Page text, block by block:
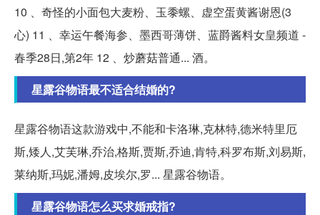
10 、奇怪的小面包大麦粉、玉黍螺、虚空蛋黄酱谢恩(3
心) 11 、幸运午餐海参、墨西哥薄饼、蓝爵酱料女皇频道 -
春季28日,第2年 12 、炒蘑菇普通... 酒。
星露谷物语最不适合结婚的?
星露谷物语这款游戏中,不能和卡洛琳,克林特,德米特里厄
斯,矮人,艾芙琳,乔治,格斯,贾斯,乔迪,肯特,科罗布斯,刘易斯,
莱纳斯,玛妮,潘姆,皮埃尔,罗... 星露谷物语。
星露谷物语怎么买求婚戒指?